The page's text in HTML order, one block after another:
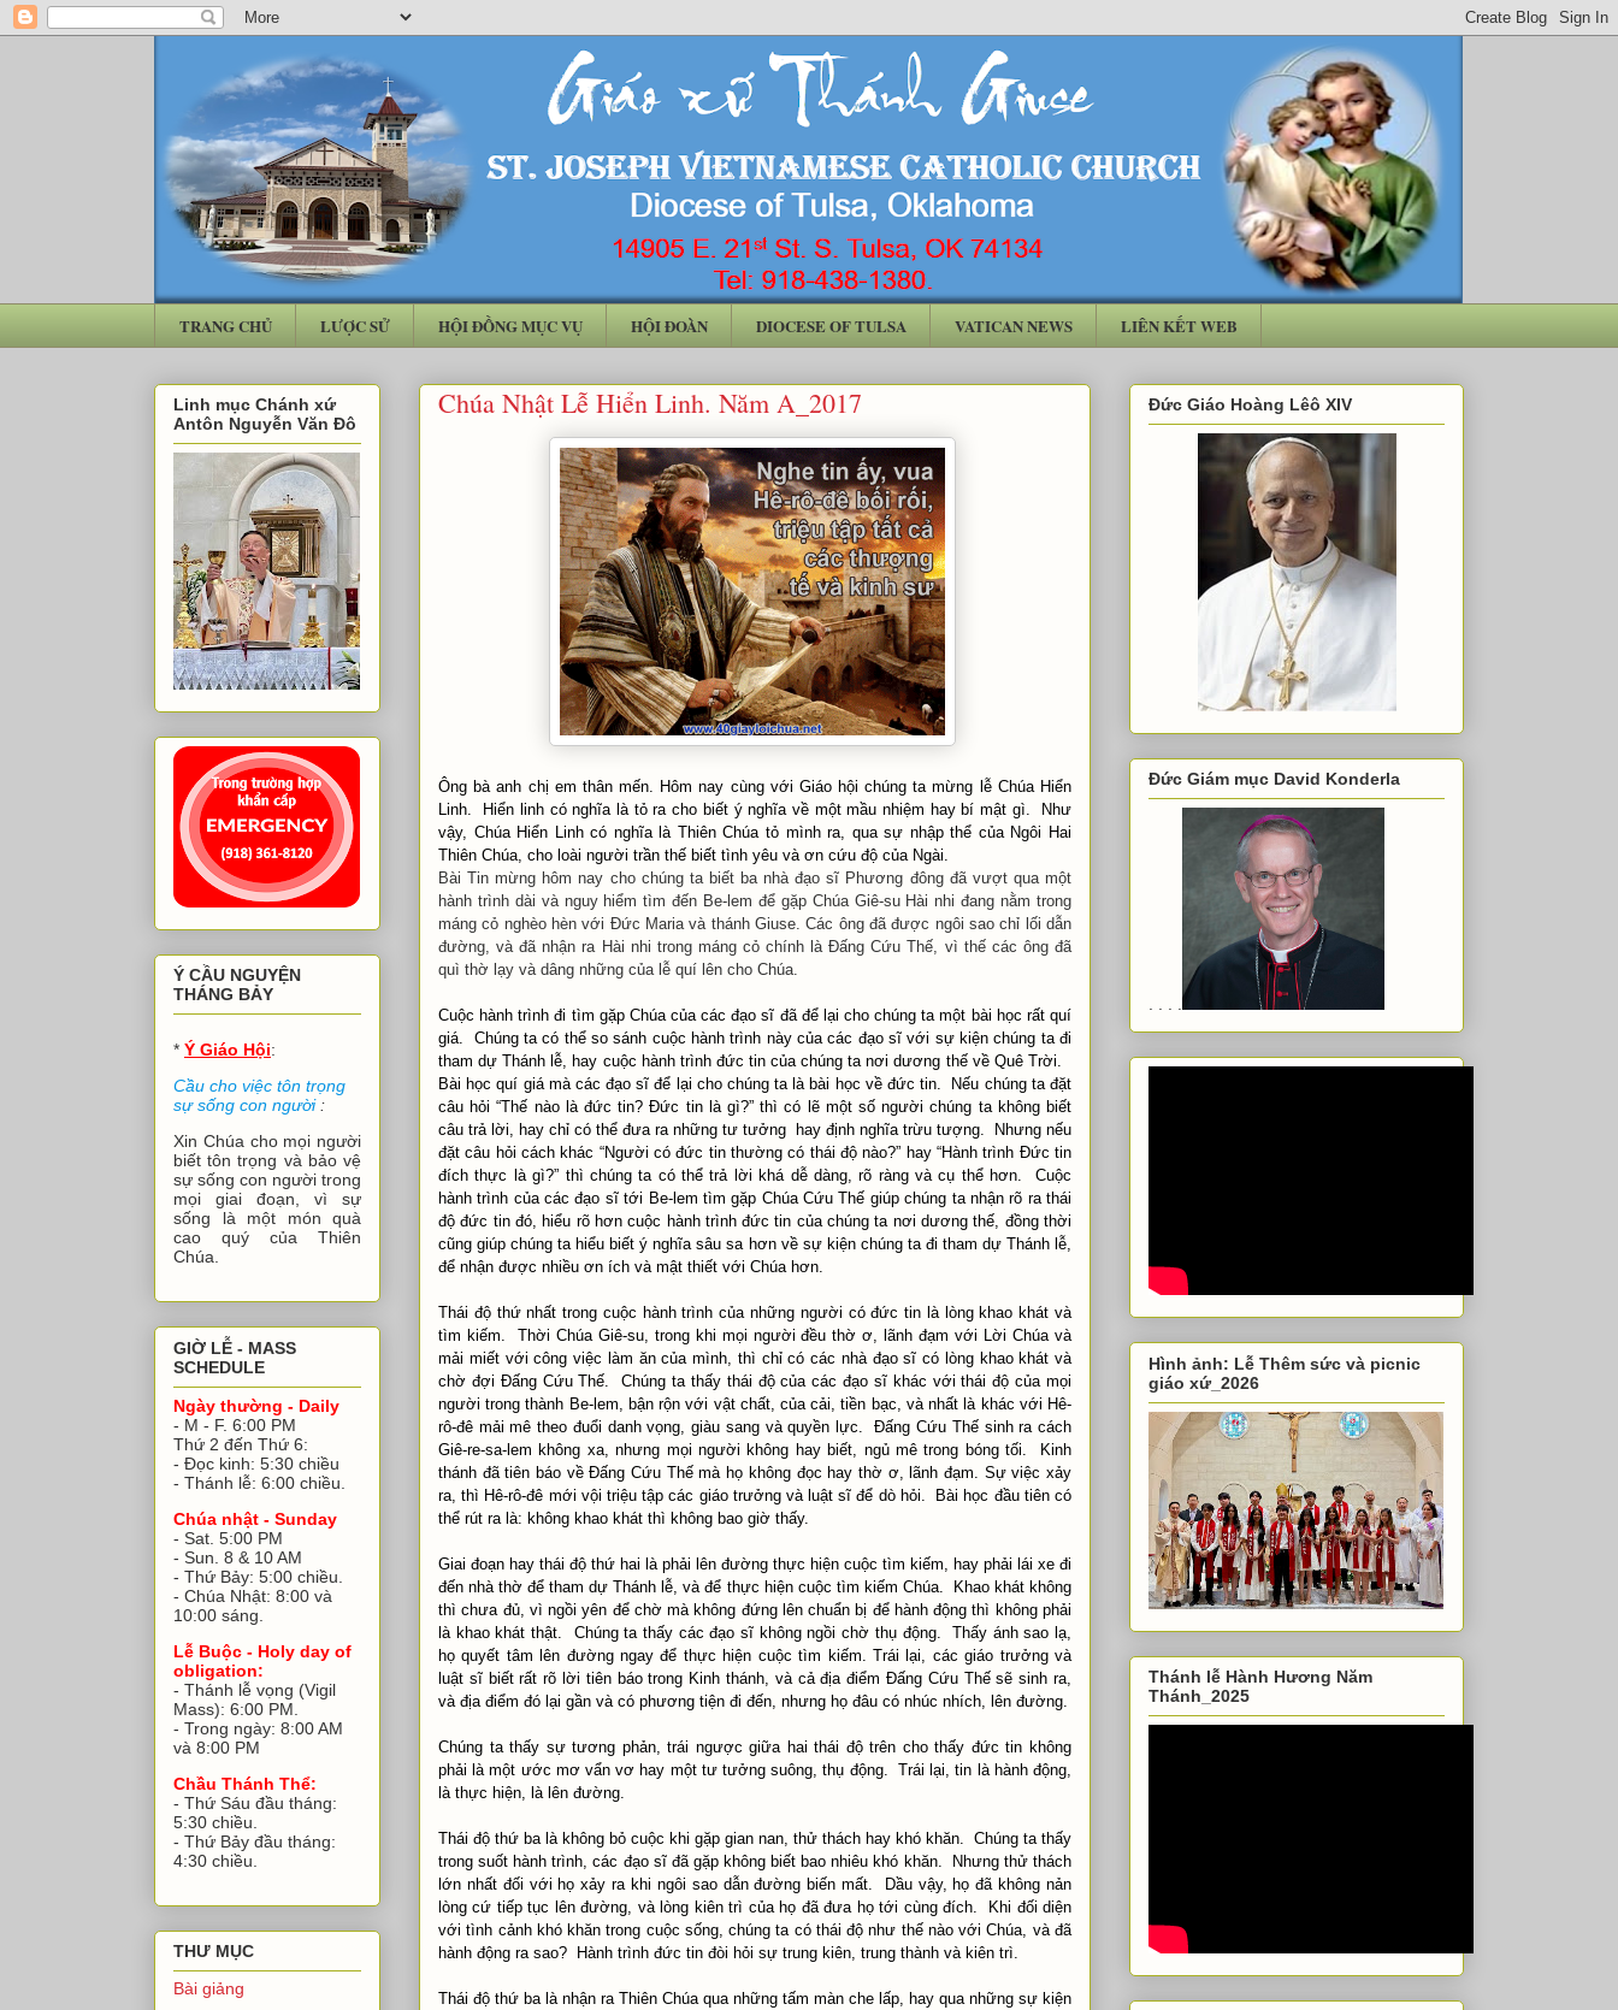
TRANG CHỦ LƯỢC SỬ HỘI ĐỒNG MỤC VỤ HỘI ĐOÀN DIOCESE OF TULSA VATICAN NEWS LIÊN KẾT WEB
Chúa Nhật Lễ Hiển Linh. Năm A_2017
Ông bà anh chị em thân mến. Hôm nay cùng với Giáo hội chúng ta mừng lễ Chúa Hiển
Linh. Hiển linh có nghĩa là tỏ ra cho biết ý nghĩa về một mầu nhiệm hay bí mật gì. Như
vậy, Chúa Hiển Linh có nghĩa là Thiên Chúa tỏ mình ra, qua sự nhập thể của Ngôi Hai
Thiên Chúa, cho loài người trần thế biết tình yêu và ơn cứu độ của Ngài.
Bài Tin mừng hôm nay cho chúng ta biết ba nhà đạo sĩ Phương đông đã vượt qua một
hành trình dài và nguy hiểm tìm đến Be-lem để gặp Chúa Giê-su Hài nhi đang nằm trong
máng cỏ nghèo hèn với Đức Maria và thánh Giuse. Các ông đã được ngôi sao chỉ lối dẫn
đường, và đã nhận ra Hài nhi trong máng cỏ chính là Đấng Cứu Thế, vì thế các ông đã
quì thờ lạy và dâng những của lễ quí lên cho Chúa.
Cuộc hành trình đi tìm gặp Chúa của các đạo sĩ đã để lại cho chúng ta một bài học rất quí
giá. Chúng ta có thể so sánh cuộc hành trình này của các đạo sĩ với sự kiện chúng ta đi
tham dự Thánh lễ, hay cuộc hành trình đức tin của chúng ta nơi dương thế về Quê Trời.
Bài học quí giá mà các đạo sĩ để lại cho chúng ta là bài học về đức tin. Nếu chúng ta đặt
câu hỏi “Thế nào là đức tin? Đức tin là gì?” thì có lẽ một số người chúng ta không biết
câu trả lời, hay chỉ có thể đưa ra những tư tưởng hay định nghĩa trừu tượng. Nhưng nếu
đặt câu hỏi cách khác “Người có đức tin thường có thái độ nào?” hay “Hành trình Đức tin
đích thực là gì?” thì chúng ta có thể trả lời khá dễ dàng, rõ ràng và cụ thể hơn. Cuộc
hành trình của các đạo sĩ tới Be-lem tìm gặp Chúa Cứu Thế giúp chúng ta nhận rõ ra thái
độ đức tin đó, hiểu rõ hơn cuộc hành trình đức tin của chúng ta nơi dương thế, đồng thời
cũng giúp chúng ta hiểu biết ý nghĩa sâu sa hơn về sự kiện chúng ta đi tham dự Thánh lễ,
để nhận được nhiều ơn ích và mật thiết với Chúa hơn.
Thái độ thứ nhất trong cuộc hành trình của những người có đức tin là lòng khao khát và
tìm kiếm. Thời Chúa Giê-su, trong khi mọi người đều thờ ơ, lãnh đạm với Lời Chúa và
mải miết với công việc làm ăn của mình, thì chỉ có các nhà đạo sĩ có lòng khao khát và
chờ đợi Đấng Cứu Thế. Chúng ta thấy thái độ của các đạo sĩ khác với thái độ của mọi
người trong thành Be-lem, bận rộn với vật chất, của cải, tiền bạc, và nhất là khác với Hê-
rô-đê mải mê theo đuổi danh vọng, giàu sang và quyền lực. Đấng Cứu Thế sinh ra cách
Giê-re-sa-lem không xa, nhưng mọi người không hay biết, ngủ mê trong bóng tối. Kinh
thánh đã tiên báo về Đấng Cứu Thế mà họ không đọc hay thờ ơ, lãnh đạm. Sự việc xảy
ra, thì Hê-rô-đê mới vội triệu tập các giáo trưởng và luật sĩ để dò hỏi. Bài học đầu tiên có
thể rút ra là: không khao khát thì không bao giờ thấy.
Giai đoạn hay thái độ thứ hai là phải lên đường thực hiện cuộc tìm kiếm, hay phải lái xe đi
đến nhà thờ để tham dự Thánh lễ, và để thực hiện cuộc tìm kiếm Chúa. Khao khát không
thì chưa đủ, vì ngồi yên để chờ mà không đứng lên chuẩn bị để hành động thì không phải
là khao khát thật. Chúng ta thấy các đạo sĩ không ngồi chờ thụ động. Thấy ánh sao lạ,
họ quyết tâm lên đường ngay để thực hiện cuộc tìm kiếm. Trái lại, các giáo trưởng và
luật sĩ biết rất rõ lời tiên báo trong Kinh thánh, và cả địa điểm Đấng Cứu Thế sẽ sinh ra,
và địa điểm đó lại gần và có phương tiện đi đến, nhưng họ đâu có nhúc nhích, lên đường.
Chúng ta thấy sự tương phản, trái ngược giữa hai thái độ trên cho thấy đức tin không
phải là một ước mơ vẩn vơ hay một tư tưởng suông, thụ động. Trái lại, tin là hành động,
là thực hiện, là lên đường.
Thái độ thứ ba là không bỏ cuộc khi gặp gian nan, thử thách hay khó khăn. Chúng ta thấy
trong suốt hành trình, các đạo sĩ đã gặp không biết bao nhiêu khó khăn. Nhưng thử thách
lớn nhất đối với họ xảy ra khi ngôi sao dẫn đường biến mất. Dầu vậy, họ đã không nản
lòng cứ tiếp tục lên đường, và lòng kiên trì của họ đã đưa họ tới cùng đích. Khi đối diện
với tình cảnh khó khăn trong cuộc sống, chúng ta có thái độ như thế nào với Chúa, và đã
hành động ra sao? Hành trình đức tin đòi hỏi sự trung kiên, trung thành và kiên trì.
Thái độ thứ ba là nhận ra Thiên Chúa qua những tấm màn che lấp, hay qua những sự kiện
Linh mục Chánh xứ
Antôn Nguyễn Văn Đô
Ý CẦU NGUYỆN
THÁNG BẢY
* Ý Giáo Hội:
Cầu cho việc tôn trọng
sự sống con người:
Xin Chúa cho mọi người
biết tôn trọng và bảo vệ
sự sống con người trong
mọi giai đoạn, vì sự
sống là một món quà
cao quý của Thiên
Chúa.
GIỜ LỄ - MASS
SCHEDULE
Ngày thường - Daily
- M - F. 6:00 PM
Thứ 2 đến Thứ 6:
- Đọc kinh: 5:30 chiều
- Thánh lễ: 6:00 chiều.
Chúa nhật - Sunday
- Sat. 5:00 PM
- Sun. 8 & 10 AM
- Thứ Bảy: 5:00 chiều.
- Chúa Nhật: 8:00 và
10:00 sáng.
Lễ Buộc - Holy day of
obligation:
- Thánh lễ vọng (Vigil
Mass): 6:00 PM.
- Trong ngày: 8:00 AM
và 8:00 PM
Chầu Thánh Thể:
- Thứ Sáu đầu tháng:
5:30 chiều.
- Thứ Bảy đầu tháng:
4:30 chiều.
THƯ MỤC
Bài giảng
Đức Giáo Hoàng Lêô XIV
Đức Giám mục David Konderla
. . . .
Hình ảnh: Lễ Thêm sức và picnic
giáo xứ_2026
Thánh lễ Hành Hương Năm
Thánh_2025